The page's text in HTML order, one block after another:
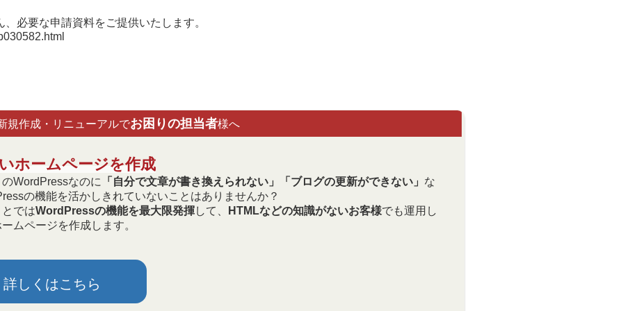
必要な申請資料をご提供いたします。
規作成・リニューアルでお困りの担当者様へ
ホームページを作成
WordPressなのに 「自分で文章が書き換えられない」「ブログの更新ができない」 な
の機能を活かしきれていないことはありませんか？
ではWordPressの機能を最大限発揮して、 HTMLなどの知識がないお客様でも運用し
ムページを作成します。
詳しくはこちら